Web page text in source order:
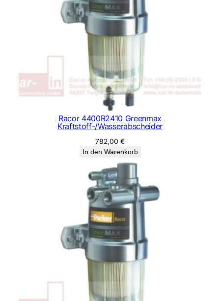
Racor 4400R2410 Greenmax
Kraftstoff-/Wasserabscheider
782,00 €
In den Warenkorb